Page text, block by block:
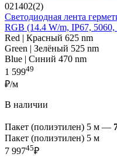
021402(2)
Светодиодная лента
RGB (14.4 W/m, IP67,
Red | Красный 625 nm
Green | Зелёный 525 nm
Blue | Синий 470 nm
1 59949
₽/м
В наличии
Пакет (полиэтилен) 5 м —
Пакет (полиэтилен) 5 м
7 99745₽